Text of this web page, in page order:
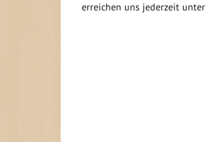
erreichen uns jederzeit unter